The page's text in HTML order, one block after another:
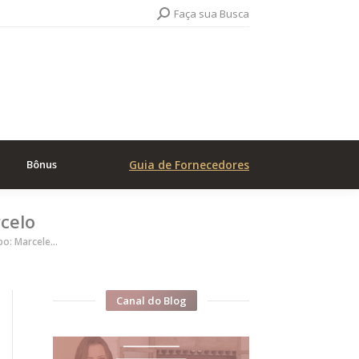
Search:Faça sua Busca
Bônus Guia de Fornecedores
Marcele…
Canal do Blog